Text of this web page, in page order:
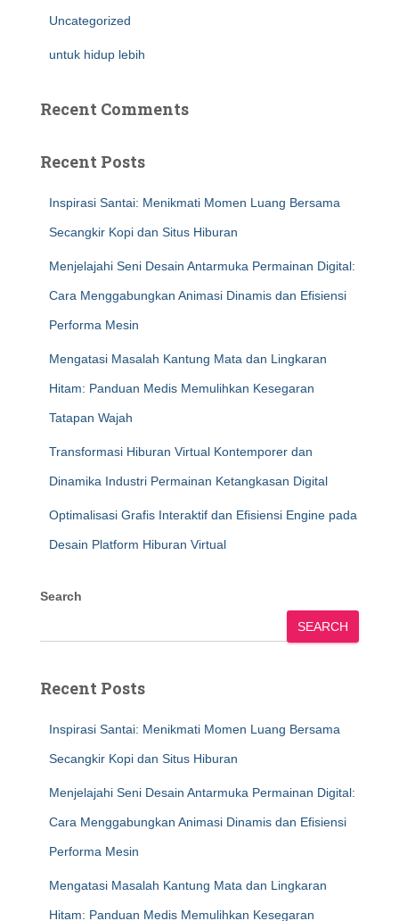
Uncategorized
untuk hidup lebih
Recent Comments
Recent Posts
Inspirasi Santai: Menikmati Momen Luang Bersama
Secangkir Kopi dan Situs Hiburan
Menjelajahi Seni Desain Antarmuka Permainan Digital:
Cara Menggabungkan Animasi Dinamis dan Efisiensi
Performa Mesin
Mengatasi Masalah Kantung Mata dan Lingkaran
Hitam: Panduan Medis Memulihkan Kesegaran
Tatapan Wajah
Transformasi Hiburan Virtual Kontemporer dan
Dinamika Industri Permainan Ketangkasan Digital
Optimalisasi Grafis Interaktif dan Efisiensi Engine pada
Desain Platform Hiburan Virtual
Search
SEARCH
Recent Posts
Inspirasi Santai: Menikmati Momen Luang Bersama
Secangkir Kopi dan Situs Hiburan
Menjelajahi Seni Desain Antarmuka Permainan Digital:
Cara Menggabungkan Animasi Dinamis dan Efisiensi
Performa Mesin
Mengatasi Masalah Kantung Mata dan Lingkaran
Hitam: Panduan Medis Memulihkan Kesegaran